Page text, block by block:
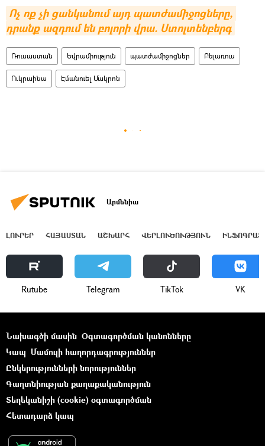
Ոչ ոք չի ցանկանում այդ պատժամիջոցները,
դրանք ազդում են բոլորի վրա. Ստոլտենբերգ
Ռուսաստան Եվրամիություն պատժամիջոցներ Բելառուս
Ուկրաինա Էմանուել Մակրոն
Արմենիա
ԼՈՒՐԵՐ ՀԱՅԱՍՏԱՆ ԱՇԽԱՐՀ ՎԵՐԼՈՒԾՈՒԹՅՈՒՆ
Rutube Telegram ТikТоk VK
Նախագծի մասին Օգտագործման կանոնները
Կապ Մամուլի հաղորդագրություններ
Ընկերությունների նորություններ
Գաղտնիության քաղաքականություն
Տեղեկանիշի (cookie) օգտագործման
Հետադարձ կապ